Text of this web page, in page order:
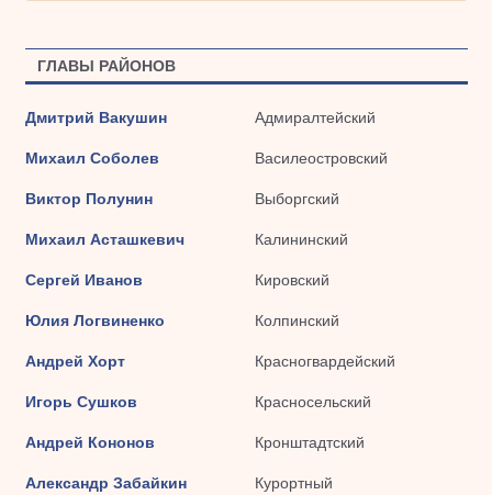
ГЛАВЫ РАЙОНОВ
Дмитрий Вакушин Адмиралтейский
Михаил Соболев Василеостровский
Виктор Полунин Выборгский
Михаил Асташкевич Калининский
Сергей Иванов Кировский
Юлия Логвиненко Колпинский
Андрей Хорт Красногвардейский
Игорь Сушков Красносельский
Андрей Кононов Кронштадтский
Александр Забайкин Курортный